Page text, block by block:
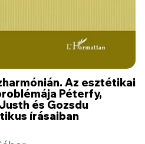
Az esztétikai
Péterfy,
és Gozsdu
írásaiban